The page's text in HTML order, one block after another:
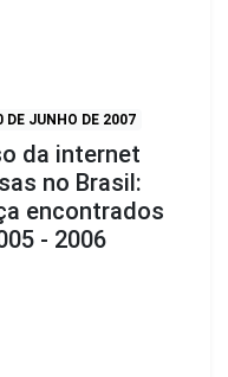
DE JUNHO DE 2007
da internet
no Brasil:
encontrados
- 2006